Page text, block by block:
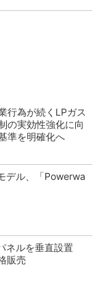
行為が続くLPガス
実効性強化に向
準を明確化へ
デル、「Powerwa
ネルを垂直設置
販売